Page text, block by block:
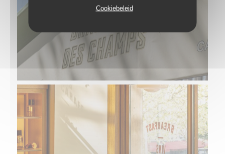
Cookiebeleid